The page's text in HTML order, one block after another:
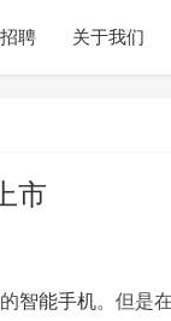
招聘 关于我们
市
智能手机。但是